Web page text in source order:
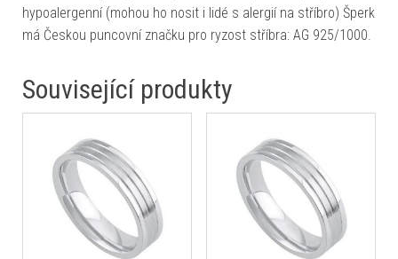
hypoalergenní (mohou ho nosit i lidé s alergií na stříbro) Šperk
má Českou puncovní značku pro ryzost stříbra: AG 925/1000.
Související produkty